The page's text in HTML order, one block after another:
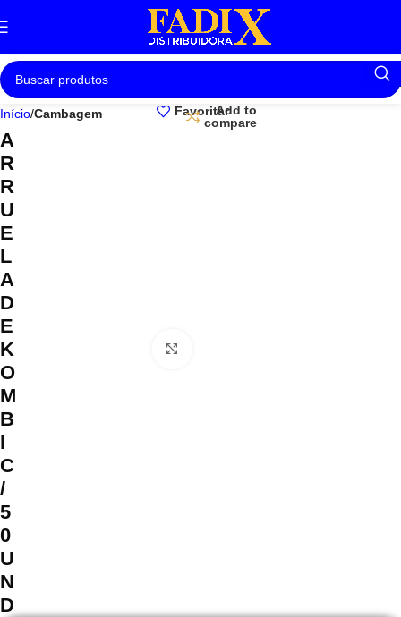
Início Cambagem FavoritarAdd to
compare
A
R
R
U
E
L
A
D
E
K
O
M
B
I
C
/
5
0
U
N
D